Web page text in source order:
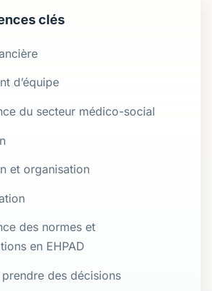
clés
d’équipe
du secteur médico-social
et organisation
des normes et
en EHPAD
des décisions